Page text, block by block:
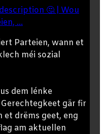
🤔 | Wou
...
Parteien, wann et
méi sozial
dem lénke
gär fir
et drëms geet, eng
am aktuellen